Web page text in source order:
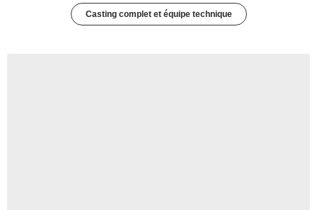
Casting complet et équipe technique